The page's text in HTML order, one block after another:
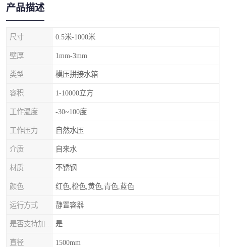
产品描述
尺寸 0.5米-1000米
壁厚 1mm-3mm
类型 模压拼接水箱
容积 1-10000立方
工作温度 -30~100度
工作压力 自然水压
介质 自来水
材质 不锈钢
颜色 红色,橙色,黄色,青色,蓝色
运行方式 静置容器
是
直径 1500mm